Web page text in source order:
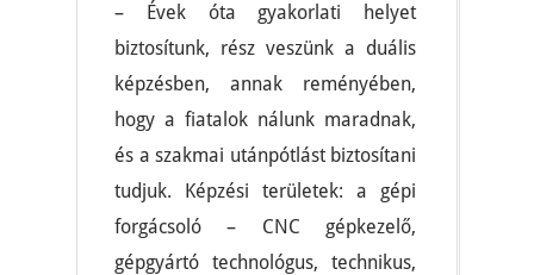
– Évek óta gyakorlati helyet
biztosítunk, rész veszünk a duális
képzésben, annak reményében,
hogy a fiatalok nálunk maradnak,
és a szakmai utánpótlást biztosítani
tudjuk. Képzési területek: a gépi
forgácsoló – CNC gépkezelő,
gépgyártó technológus, technikus,